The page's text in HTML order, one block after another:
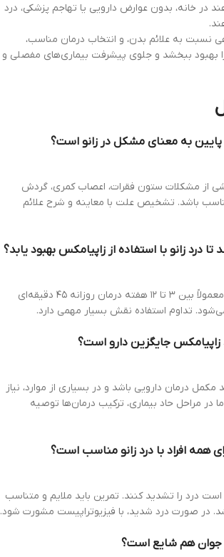
در خانه، بدون عوارض دارویی یا تهاجم پزشکی، درد
نسبت به علائم بدن، و انتخاب درمان مناسب،
بهبود ببخشد و جلوی پیشرفت بیماری‌های مفصلی و
پایین به معنای مشکل در زانو است؟
از مشکلات ستون فقرات، اعصاب کمری، گردش
باشد. تشخیص علت با معاینه و شرح علائم
زانو با استفاده از زاپیامکس بهبود یابد؟
بسته به شدت مشکل، معمولاً بین ۳ تا ۱۲ هفته درمان روزانه ۴۵ دقیقه‌ای
تداوم استفاده نقش بسیار مهمی دارد.
زاپیامکس جایگزین دارو است؟
مکمل درمان دارویی باشد و در بسیاری از موارد، نیاز
در مراحل حاد بیماری، ترکیب درمان‌ها توصیه
همه افراد با درد زانو مناسب است؟
درد را تشدید کنند. تمرین باید ملایم و متناسب
در صورت درد شدید، با فیزیوتراپیست مشورت شود.
جوان هم شایع است؟